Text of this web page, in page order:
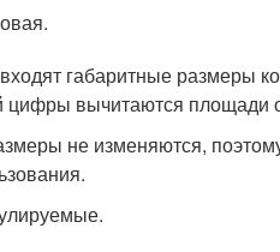
габаритные размеры
вычитаются площади
не изменяются,